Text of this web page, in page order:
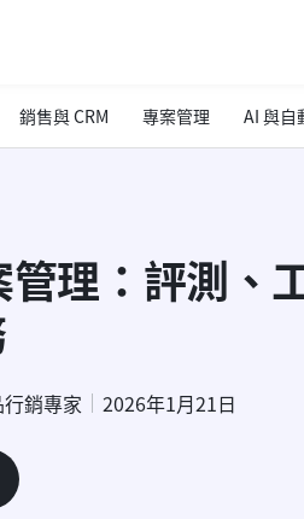
銷售與 CRM 專案管理 AI 與自
理：評測、
銷專家 2026年1月21日